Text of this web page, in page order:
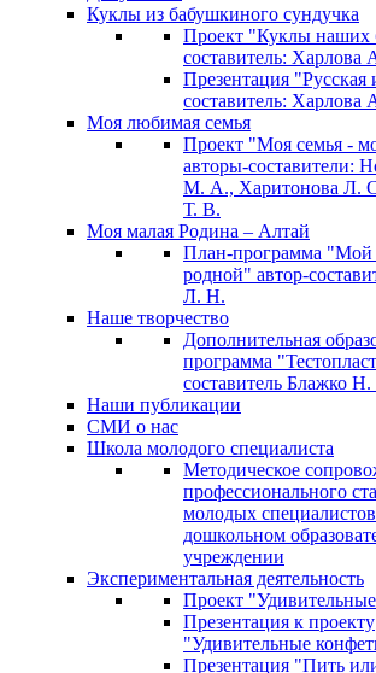
Куклы из бабушкиного сундучка
Проект "Куклы наших
составитель:
Презентация "Русская
составитель:
Моя любимая семья
Проект "Моя семья -
авторы-составители:
М. А., Харитонова Л.
Т. В.
Моя малая Родина – Алтай
План-программа "Мой
родной" автор-
Л. Н.
Наше творчество
Дополнительная
программа
составитель Блажко
Наши публикации
СМИ о нас
Школа молодого специалиста
Методическое
профессионального
молодых
дошкольном
учреждении
Экспериментальная деятельность
Проект
Презентация к проекту
"Удивительные
Презентация "Пить